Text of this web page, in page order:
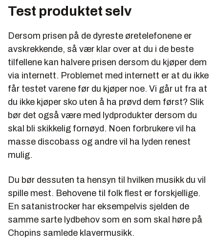
Test produktet selv
Dersom prisen på de dyreste øretelefonene er
avskrekkende, så vær klar over at du i de beste
tilfellene kan halvere prisen dersom du kjøper dem
via internett. Problemet med internett er at du ikke
får testet varene før du kjøper noe. Vi går ut fra at
du ikke kjøper sko uten å ha prøvd dem først? Slik
bør det også være med lydprodukter dersom du
skal bli skikkelig fornøyd. Noen forbrukere vil ha
masse discobass og andre vil ha lyden renest
mulig.
Du bør dessuten ta hensyn til hvilken musikk du vil
spille mest. Behovene til folk flest er forskjellige.
En satanistrocker har eksempelvis sjelden de
samme sarte lydbehov som en som skal høre på
Chopins samlede klavermusikk.